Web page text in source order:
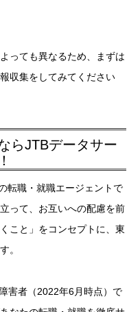
っても異なるため、まずは
収集をしてみてください
らJTBデータサー
転職・就職エージェントで
って、お互いへの配慮を前
こと」をコンセプトに、東
。
害者（2022年6月時点）で